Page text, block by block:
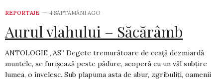
REPORTAJE 4 SĂPTĂMÂNI AGO
Aurul vlahului – Săcărâmb
ANTOLOGIE „AS” Degete tremurătoare de ceață dezmiardă
muntele, se furișează peste pădure, acoperă cu un văl subțire
lumea, o învelesc. Sub plapuma asta de abur, zgribuliți, oamenii